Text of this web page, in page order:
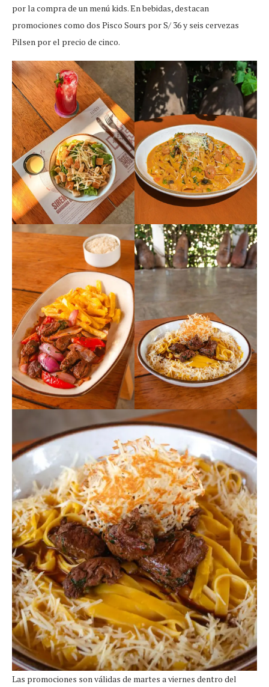
por la compra de un menú kids. En bebidas, destacan
promociones como dos Pisco Sours por S/ 36 y seis cervezas
Pilsen por el precio de cinco.
Las promociones son válidas de martes a viernes dentro del